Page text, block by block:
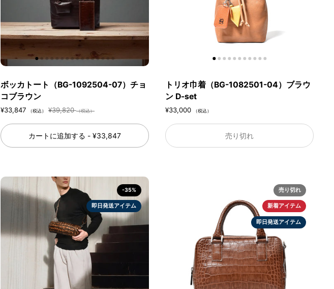
ボッカトート（BG-1092504-07）チョ
コブラウン
¥33,847 （税込） ¥39,820（税込）
カートに追加する - ¥33,847
トリオ巾着（BG-1082501-04）ブラウ
ン D-set
¥33,000 （税込）
売り切れ
-35%
即日発送アイテム
売り切れ
新着アイテム
即日発送アイテム